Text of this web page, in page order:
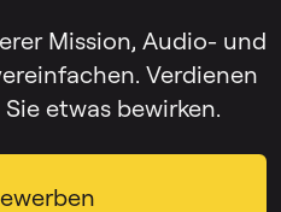
Mission, Audio- und
Verdienen
etwas bewirken.